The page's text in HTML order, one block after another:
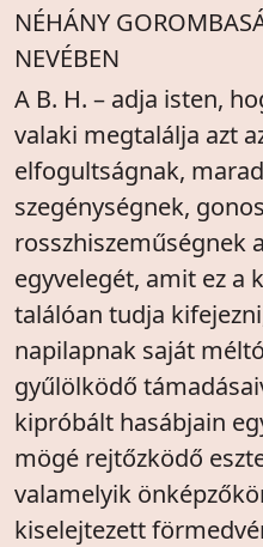
NÉHÁNY
NEVÉBEN
A B. H. – adja isten,
valaki megtalálja azt
elfogultságnak,
szegénységnek,
rosszhiszeműségnek
egyvelegét, amit ez a
találóan tudja
napilapnak saját
gyűlölködő
kipróbált hasábjain
mögé rejtőzködő
valamelyik
kiselejtezett